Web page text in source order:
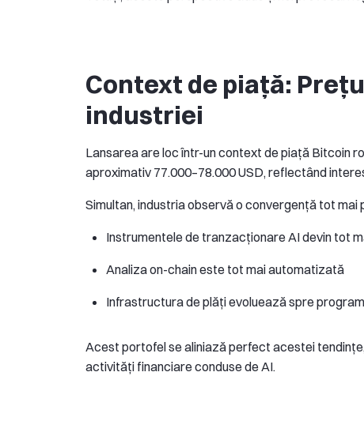
Context de piață:
industriei
Lansarea are loc într-un context de piață Bitcoin
aproximativ 77.000–78.000 USD, reflectând
Simultan, industria observă o convergență tot mai
Instrumentele de tranzacționare AI devin tot
Analiza on-chain este tot mai automatizată
Infrastructura de plăți evoluează spre
Acest portofel se aliniază perfect acestei
activități financiare conduse de AI.